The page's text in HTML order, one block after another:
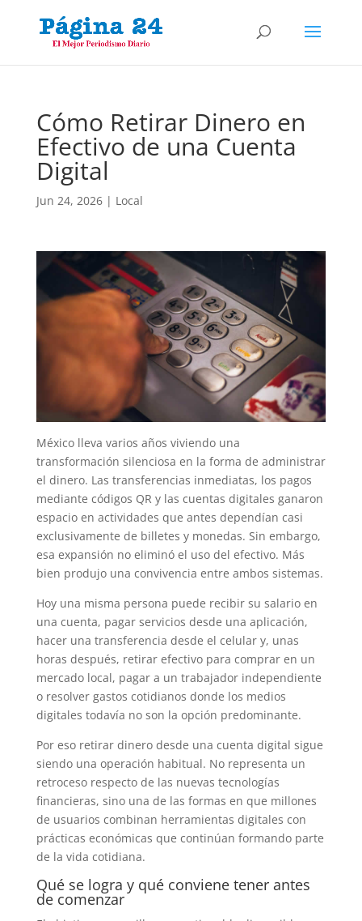
Cómo Retirar Dinero en
Efectivo de una Cuenta
Digital
Jun 24, 2026| Local
México lleva varios años viviendo una
transformación silenciosa en la forma de administrar
el dinero. Las transferencias inmediatas, los pagos
mediante códigos QR y las cuentas digitales ganaron
espacio en actividades que antes dependían casi
exclusivamente de billetes y monedas. Sin embargo,
esa expansión no eliminó el uso del efectivo. Más
bien produjo una convivencia entre ambos sistemas.
Hoy una misma persona puede recibir su salario en
una cuenta, pagar servicios desde una aplicación,
hacer una transferencia desde el celular y, unas
horas después, retirar efectivo para comprar en un
mercado local, pagar a un trabajador independiente
o resolver gastos cotidianos donde los medios
digitales todavía no son la opción predominante.
Por eso retirar dinero desde una cuenta digital sigue
siendo una operación habitual. No representa un
retroceso respecto de las nuevas tecnologías
financieras, sino una de las formas en que millones
de usuarios combinan herramientas digitales con
prácticas económicas que continúan formando parte
de la vida cotidiana.
Qué se logra y qué conviene tener antes
de comenzar